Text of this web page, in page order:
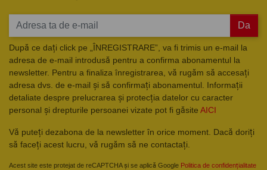
Da
După ce dați click pe „ÎNREGISTRARE”, va fi trimis un e-mail la
adresa de e-mail introdusă pentru a confirma abonamentul la
newsletter. Pentru a finaliza înregistrarea, vă rugăm să accesați
adresa dvs. de e-mail și să confirmați abonamentul. Informații
detaliate despre prelucrarea și protecția datelor cu caracter
personal și drepturile persoanei vizate pot fi găsite AICI
Vă puteți dezabona de la newsletter în orice moment. Dacă doriți
să faceți acest lucru, vă rugăm să ne contactați.
Acest site este protejat de reCAPTCHA și se aplică Google Politica de confidențialitate